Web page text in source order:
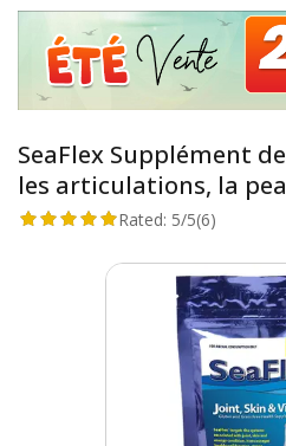
SeaFlex Supplément
les articulations, la
pour les chats 100gm
Rated: 5/5(6)